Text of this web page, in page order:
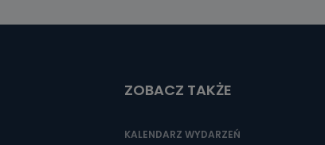
ZOBACZ TAKŻE
KALENDARZ WYDARZEŃ